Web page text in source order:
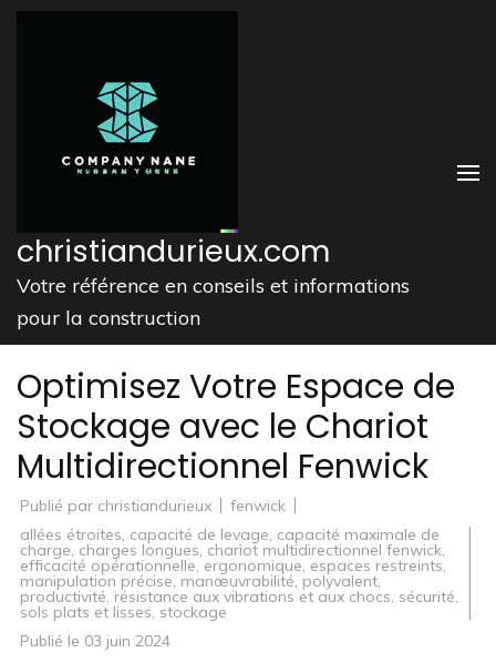
Aller
christiandurieux.com
Votre référence en conseils et informations
pour la construction
Optimisez Votre Espace de
Stockage avec le Chariot
Multidirectionnel Fenwick
Publié par christiandurieux
fenwick
allées étroites, capacité de levage, capacité maximale de
charge, charges longues, chariot multidirectionnel fenwick,
efficacité opérationnelle, ergonomique, espaces restreints,
manipulation précise, manœuvrabilité, polyvalent,
productivité, résistance aux vibrations et aux chocs, sécurité,
sols plats et lisses, stockage
Publié le 03 juin 2024